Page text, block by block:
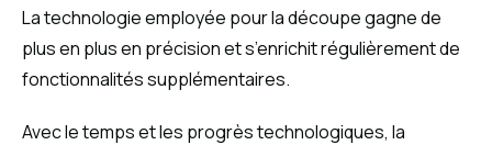
La technologie employée pour la découpe gagne de
plus en plus en précision et s’enrichit régulièrement de
fonctionnalités supplémentaires.
Avec le temps et les progrès technologiques, la